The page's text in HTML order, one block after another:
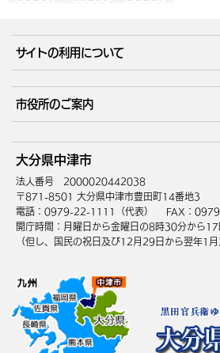
サイトの利用について
サイトマップ
市役所のご案内
庁舎地図 組織案
中津市へのアクセス
大分県中津市
法人番号 2000020442038
〒871-8501 大分県中津市豊田町14番地3
電話：0979-22-1111（代表）
FAX：
開庁時間：月曜日から金曜日の8時30分から
（但し、国民の祝日及び12月29日から翌年1月